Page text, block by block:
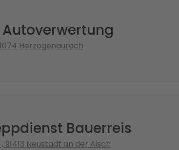
Autoverwertung
Herzogenaurach
Bauerreis
Neustadt an der Aisch